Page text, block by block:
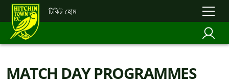
টিকিট হোম
MATCH DAY PROGRAMMES